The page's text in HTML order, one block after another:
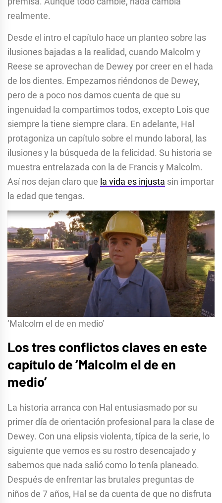
realmente.
Desde el intro el capítulo hace un planteo sobre las
ilusiones bajadas a la realidad, cuando Malcolm y
Reese se aprovechan de Dewey por creer en el hada
de los dientes. Empezamos riéndonos de Dewey,
pero de a poco nos damos cuenta de que su
ingenuidad la compartimos todos, excepto Lois que
siempre la tiene siempre clara. En adelante, Hal
protagoniza un capítulo sobre el mundo laboral, las
ilusiones y la búsqueda de la felicidad. Su historia se
muestra entrelazada con la de Francis y Malcolm.
Así nos dejan claro que la vida es injusta sin importar
la edad que tengas.
‘Malcolm el de en medio’
Los tres conflictos claves en este
capítulo de ‘Malcolm el de en
medio’
La historia arranca con Hal entusiasmado por su
primer día de orientación profesional para la clase de
Dewey. Con una elipsis violenta, típica de la serie, lo
siguiente que vemos es su rostro desencajado y
sabemos que nada salió como lo tenía planeado.
Después de enfrentar las brutales preguntas de
niños de 7 años, Hal se da cuenta de que no disfruta